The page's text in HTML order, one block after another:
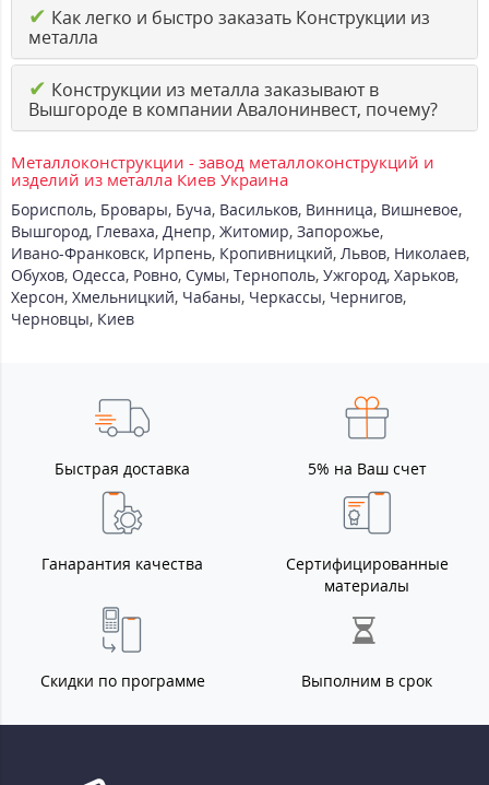
✔ Как легко и быстро заказать Конструкции из
металла
✔ Конструкции из металла заказывают в
Вышгороде в компании Авалонинвест, почему?
Металлоконструкции - завод металлоконструкций и
изделий из металла Киев Украина
Борисполь, Бровары, Буча, Васильков, Винница, Вишневое,
Вышгород, Глеваха, Днепр, Житомир, Запорожье,
Ивано-Франковск, Ирпень, Кропивницкий, Львов, Николаев,
Обухов, Одесса, Ровно, Сумы, Тернополь, Ужгород, Харьков,
Херсон, Хмельницкий, Чабаны, Черкассы, Чернигов,
Черновцы, Киев
Быстрая доставка 5% на Ваш счет
Ганарантия качества
Сертифицированные
материалы
Скидки по программе Выполним в срок